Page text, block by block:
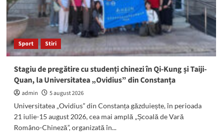
Sport Stiri
Stagiu de pregătire cu studenți chinezi în Qi-Kung și Taiji-
Quan, la Universitatea „Ovidius” din Constanța
admin
5 august 2026
Universitatea „Ovidius” din Constanța găzduiește, în perioada
21 iulie-15 august 2026, cea mai amplă „Școală de Vară
Româno-Chineză”, organizată în...